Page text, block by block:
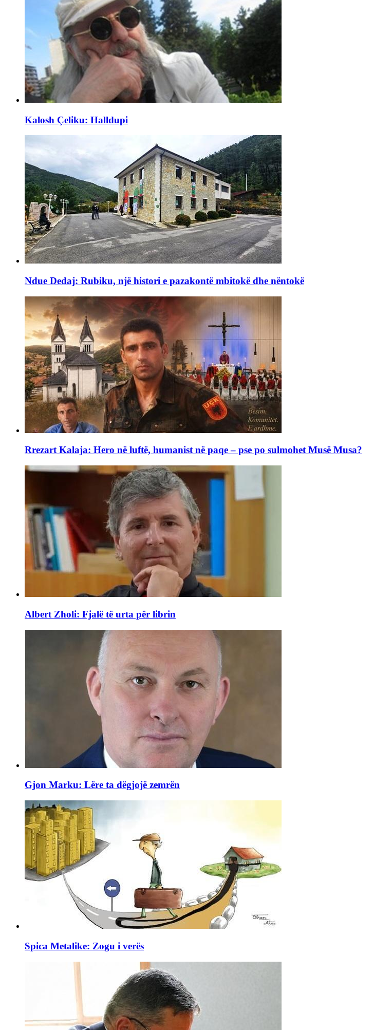
Kalosh Çeliku: Halldupi
Ndue Dedaj: Rubiku, një histori e pazakontë mbitokë dhe nëntokë
Rrezart Kalaja: Hero në luftë, humanist në paqe – pse po sulmohet Musë Musa?
Albert Zholi: Fjalë të urta për librin
Gjon Marku: Lëre ta dëgjojë zemrën
Spica Metalike: Zogu i verës